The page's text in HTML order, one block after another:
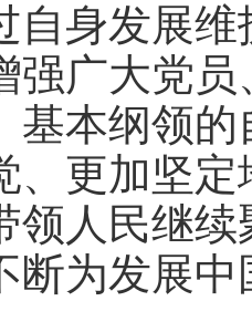
自身发展
强广大党
基本纲领
、更加坚
领人民继
断为发展